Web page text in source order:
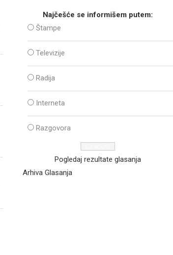
Najčešće se informišem putem:
Štampe
Televizije
Radija
Interneta
Razgovora
Pogledaj rezultate glasanja
Arhiva Glasanja